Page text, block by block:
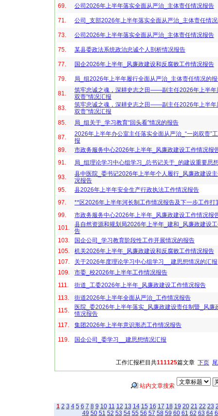
69.
公司2026年上半年落实全面从严治_主体责任情况报告
71. 公司_支部2026年上半年落实全面从严治_主体责任情
73. 公司2026年上半年落实全面从严治_主体责任情况报告
75. 某县委政法系统政治忠诚个人剖析情况报告
77. 国企2026年上半年_风廉政建设和反腐败工作情况报告
79. 局_组2026年上半年履行全面从严治_主体责任情况的
81.
筑牢忠诚之魂，深耕史志之田——副主任2026年上半年
双责”情况汇报
83.
筑牢忠诚之魂，深耕史志之田——副主任2026年上半年
双责”情况汇报
85.
局_组关于_学习教育“回头看”情况的报告
87.
2026年上半年办公室主任落实全面从严治_“一岗双责”
报
89.
市政务服务中心2026年上半年_风廉政建设工作情况报
91.
局_组理论学习中心组学习_总书记关于_的建设重要思
93.
县中医院_委书记2026年上半年个人履行_风廉政建设
况报告
95.
县2026年上半年安全生产行政执法工作情况报告
97.
**区2026年上半年河长制工作情况报告及下一步工作打
99.
市政务服务中心2026年上半年_风廉政建设工作情况报
101.
县自然资源和规划局2026年上半年_建和_风廉政建设
告
103.
国企公司_学习教育阶段性工作开展情况的报告
105.
机关2026年上半年_风廉政建设和反腐败工作情况报告
107.
关于2026年度理论学习中心组学习__建思想情况的汇报
109.
市委_校2026年上半年工作情况报告
111.
街道_工委2026年上半年_风廉政建设工作情况报告
113.
街道2026年上半年全面从严治_工作情况报告
115.
医院_委2026年上半年落实_风廉政建设责任制暨_风廉
情况报告
117.
集团2026年上半年意识形态工作情况报告
119. 国企公司_委学习__建思想情况汇报
工作汇报栏目共111125篇文章 下页
站内文章搜索
1 2 3 4 5 6 7 8 9 10 11 12 13 14 15 16 17 18 19 20 21 22 23
49 50 51 52 53 54 55 56 57 58 59 60 61 62 63 64